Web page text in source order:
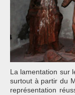
La lamentation sur
surtout à partir du
représentation